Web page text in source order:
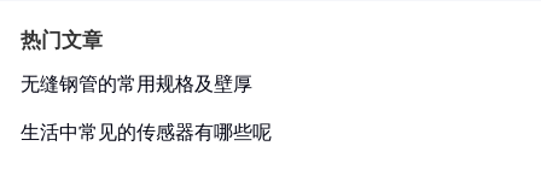
热门文章
无缝钢管的常用规格及壁厚
生活中常见的传感器有哪些呢